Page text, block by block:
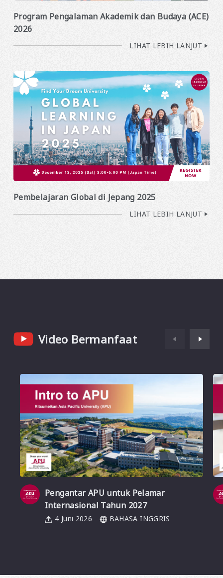
Program Pengalaman Akademik dan Budaya (ACE)
2026
LIHAT LEBIH LANJUT
Pembelajaran Global di Jepang 2025
LIHAT LEBIH LANJUT
Video Bermanfaat
Pengantar APU untuk Pelamar
Internasional Tahun 2027
4 Juni 2026 BAHASA INGGRIS